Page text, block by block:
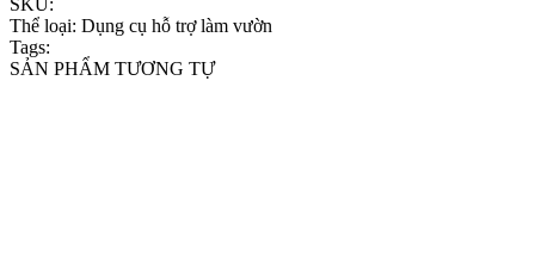
Thể loại: Dụng cụ hỗ trợ làm vườn
Tags:
SẢN PHẨM TƯƠNG TỰ